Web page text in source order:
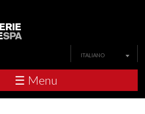
ITALIANO
☰ Menu